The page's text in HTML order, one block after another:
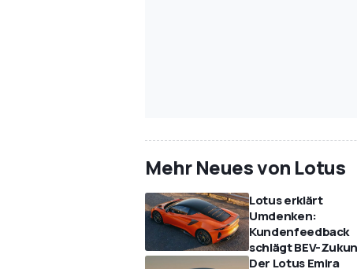
Mehr Neues von Lotus
Lotus erklärt
Umdenken:
Kundenfeedback
schlägt BEV-
Der Lotus Emira